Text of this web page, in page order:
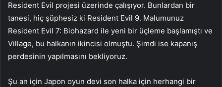
Resident Evil projesi üzerinde çalışıyor. Bunlardan bir
tanesi, hiç şüphesiz ki Resident Evil 9. Malumunuz
Resident Evil 7: Biohazard ile yeni bir üçleme başlamıştı ve
Village, bu halkanın ikincisi olmuştu. Şimdi ise kapanış
perdesinin yapılmasını bekliyoruz.
Şu an için Japon oyun devi son halka için herhangi bir